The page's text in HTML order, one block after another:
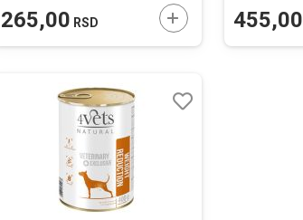
265,00 RSD DODAJTE U KORPU
455,00
Lista